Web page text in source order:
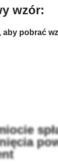
wzór:
aby pobrać